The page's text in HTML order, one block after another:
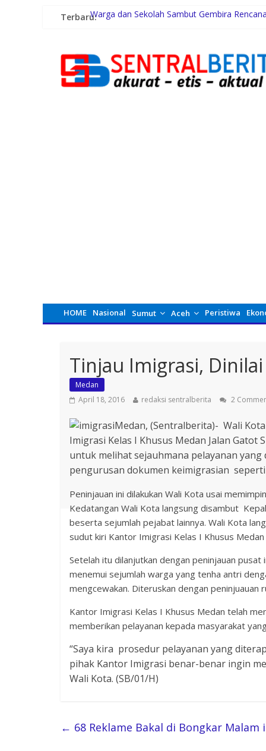
Terbaru:Warga dan Sekolah Sambut Gembira
Gubernur Bobby Nasution Siapkan Rumah
Lomba Foto LRT Hadirkan Hadiah Menarik,
HOME Nasional Sumut Aceh Peristiwa
Tinjau Imigrasi,
Medan
April 18, 2016
redaksi sentralberita 2
Medan, (Sentralberita)- Wali
Imigrasi Kelas I Khusus Medan Jalan
untuk melihat sejauhmana pelayanan
pengurusan dokumen keimigrasian
Peninjauan ini dilakukan Wali Kota usai
Kedatangan Wali Kota langsung disambut
beserta sejumlah pejabat lainnya. Wali Kota
sudut kiri Kantor Imigrasi Kelas I Khusus
Setelah itu dilanjutkan dengan peninjauan
menemui sejumlah warga yang tenha antri
mengcewakan. Diteruskan dengan peninjuauan
Kantor Imigrasi Kelas I Khusus Medan telah
memberikan pelayanan kepada masyarakat
“Saya kira prosedur pelayanan yang
pihak Kantor Imigrasi benar-benar ingin
Wali Kota. (SB/01/H)
← 68 Reklame Bakal di Bongkar Malam